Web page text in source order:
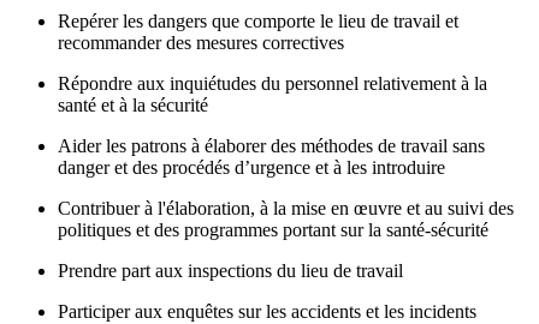
Repérer les dangers que comporte le lieu de travail et
recommander des mesures correctives
Répondre aux inquiétudes du personnel relativement à la
santé et à la sécurité
Aider les patrons à élaborer des méthodes de travail sans
danger et des procédés d’urgence et à les introduire
Contribuer à l'élaboration, à la mise en œuvre et au suivi des
politiques et des programmes portant sur la santé-sécurité
Prendre part aux inspections du lieu de travail
Participer aux enquêtes sur les accidents et les incidents